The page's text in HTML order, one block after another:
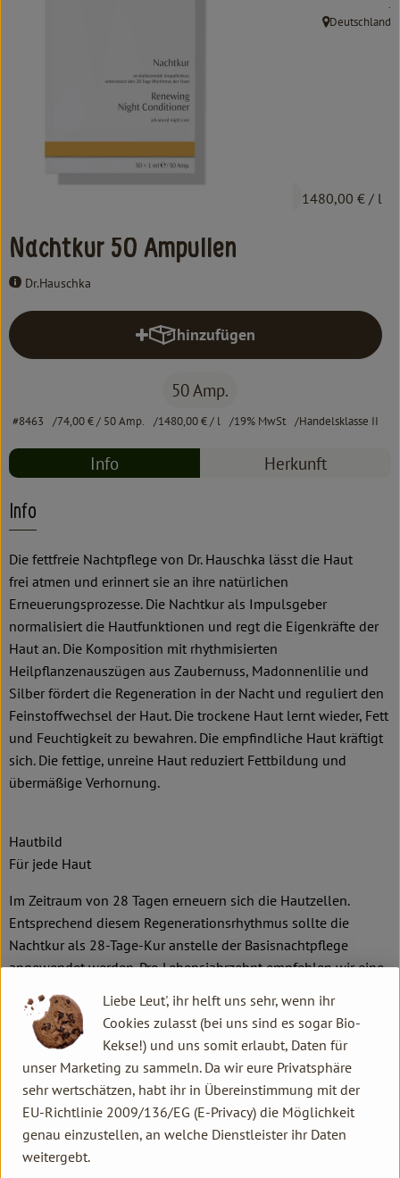
Erleben
Nachtkur 50 Ampullen
Dr.Hauschka
1480,00 € / l
.
, Herkunft:
Deutschland
hinzufügen
Produkt zum Warenkorb
50 Amp.
#8463 74,00 €/ 50 Amp. 1480,00 €/ l 19% MwSt Handelsklasse II
Info Herkunft
Info
Die fettfreie Nachtpflege von Dr. Hauschka lässt die Haut
frei atmen und erinnert sie an ihre natürlichen
Erneuerungsprozesse. Die Nachtkur als Impulsgeber
normalisiert die Hautfunktionen und regt die Eigenkräfte der
Haut an. Die Komposition mit rhythmisierten
Heilpflanzenauszügen aus Zaubernuss, Madonnenlilie und
Silber fördert die Regeneration in der Nacht und reguliert den
Feinstoffwechsel der Haut. Die trockene Haut lernt wieder, Fett
und Feuchtigkeit zu bewahren. Die empfindliche Haut kräftigt
sich. Die fettige, unreine Haut reduziert Fettbildung und
übermäßige Verhornung.
Hautbild
Für jede Haut
Im Zeitraum von 28 Tagen erneuern sich die Hautzellen.
Entsprechend diesem Regenerationsrhythmus sollte die
Nachtkur als 28-Tage-Kur anstelle der Basisnachtpflege
angewendet werden. Pro Lebensjahrzehnt empfehlen wir eine
der Reinigung den Inhalt von 2 Ampullen auf Gesicht (inkl.
Lippen- und Augenpartie), Hals, Ohrläppchen und
gegebenenfalls Dekolleté verteilen. In der 4. Woche
empfehlen wir 1 Ampulle. Mit den Händen sanft andrücken.
Am Morgen empfehlen wir die Dr. Hauschka
Tagespflegeprodukte. Als ergänzende Basisnachtpflege
empfehlen wir das Nachtserum oder das Regeneration Tag
und Nachtserum.
Liebe Leut', ihr helft uns sehr, wenn ihr
Cookies zulasst (bei uns sind es sogar Bio-
Kekse!) und uns somit erlaubt, Daten für
unser Marketing zu sammeln. Da wir eure Privatsphäre
sehr wertschätzen, habt ihr in Übereinstimmung mit der
EU-Richtlinie 2009/136/EG (E-Privacy) die Möglichkeit
genau einzustellen, an welche Dienstleister ihr Daten
weitergebt.